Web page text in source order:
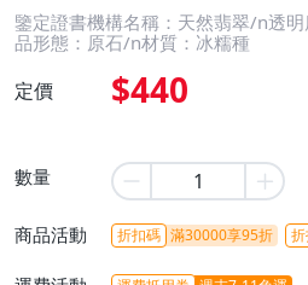
鑒定證書機構名稱：天然翡翠/n透
品形態：原石/n材質：冰糯種
定價 $440
數量
商品活動 折扣碼 滿30000享95折